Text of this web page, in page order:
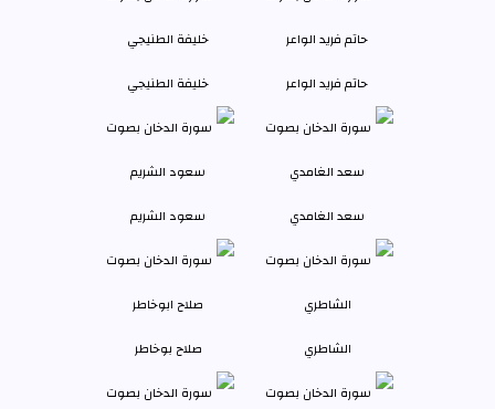
حاتم فريد الواعر خليفة الطنيجي
سعد الغامدي سعود الشريم
الشاطري صلاح بوخاطر